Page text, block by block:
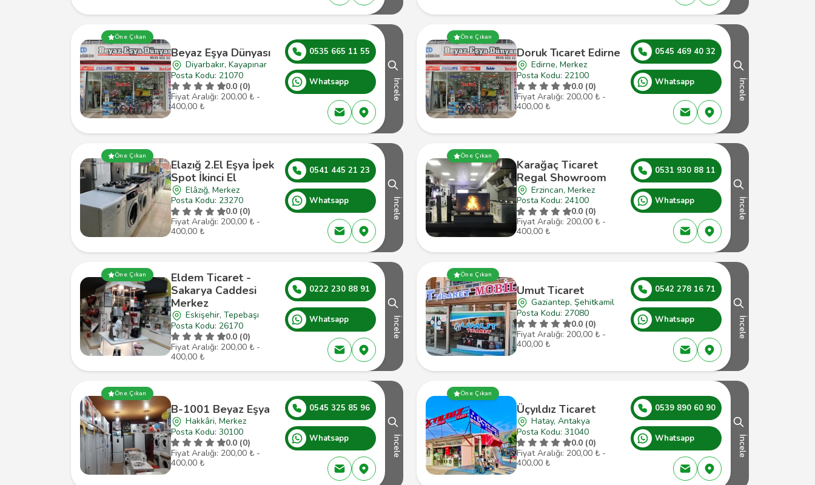
Öne Çıkan
Beyaz Eşya Dünyası
Diyarbakır, Kayapınar
Posta Kodu: 21070
0.0 (0)
Fiyat Aralığı: 200,00 ₺ -
400,00 ₺
0535 665 11 55
Whatsapp İncele
Öne Çıkan
Doruk Tıcaret Edirne
Edirne, Merkez
Posta Kodu: 22100
0.0 (0)
Fiyat Aralığı: 200,00 ₺ -
400,00 ₺
0545 469 40 32
Whatsapp İncele
Öne Çıkan
Elazığ 2.El Eşya İpek
Spot İkinci El
Elâzığ, Merkez
Posta Kodu: 23270
0.0 (0)
Fiyat Aralığı: 200,00 ₺ -
400,00 ₺
0541 445 21 23
Whatsapp İncele
Öne Çıkan
Karağaç Ticaret
Regal Showroom
Erzincan, Merkez
Posta Kodu: 24100
0.0 (0)
Fiyat Aralığı: 200,00 ₺ -
400,00 ₺
0531 930 88 11
Whatsapp İncele
Öne Çıkan
Eldem Ticaret -
Sakarya Caddesi
Merkez
Eskişehir, Tepebaşı
Posta Kodu: 26170
0.0 (0)
Fiyat Aralığı: 200,00 ₺ -
400,00 ₺
0222 230 88 91
Whatsapp İncele
Öne Çıkan
Umut Ticaret
Gaziantep, Şehitkamil
Posta Kodu: 27080
0.0 (0)
Fiyat Aralığı: 200,00 ₺ -
400,00 ₺
0542 278 16 71
Whatsapp İncele
Öne Çıkan
B-1001 Beyaz Eşya
Hakkâri, Merkez
Posta Kodu: 30100
0.0 (0)
Fiyat Aralığı: 200,00 ₺ -
400,00 ₺
0545 325 85 96
Whatsapp İncele
Öne Çıkan
Üçyıldız Ticaret
Hatay, Antakya
Posta Kodu: 31040
0.0 (0)
Fiyat Aralığı: 200,00 ₺ -
400,00 ₺
0539 890 60 90
Whatsapp İncele